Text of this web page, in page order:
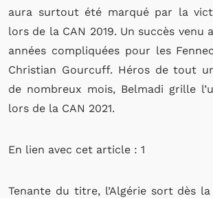
aura surtout été marqué par la
lors de la CAN 2019. Un succès venu
années compliquées pour les
Christian Gourcuff. Héros de tout
de nombreux mois, Belmadi grille
lors de la CAN 2021.
En lien avec cet article : 1
Tenante du titre, l’Algérie sort dès